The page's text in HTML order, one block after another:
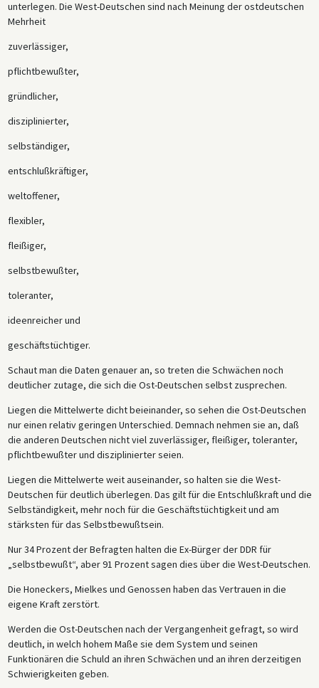
unterlegen. Die West-Deutschen sind nach Meinung der ostdeutschen
Mehrheit
zuverlässiger,
pflichtbewußter,
gründlicher,
disziplinierter,
selbständiger,
entschlußkräftiger,
weltoffener,
flexibler,
fleißiger,
selbstbewußter,
toleranter,
ideenreicher und
geschäftstüchtiger.
Schaut man die Daten genauer an, so treten die Schwächen noch
deutlicher zutage, die sich die Ost-Deutschen selbst zusprechen.
Liegen die Mittelwerte dicht beieinander, so sehen die Ost-Deutschen
nur einen relativ geringen Unterschied. Demnach nehmen sie an, daß
die anderen Deutschen nicht viel zuverlässiger, fleißiger, toleranter,
pflichtbewußter und disziplinierter seien.
Liegen die Mittelwerte weit auseinander, so halten sie die West-
Deutschen für deutlich überlegen. Das gilt für die Entschlußkraft und die
Selbständigkeit, mehr noch für die Geschäftstüchtigkeit und am
stärksten für das Selbstbewußtsein.
Nur 34 Prozent der Befragten halten die Ex-Bürger der DDR für
„selbstbewußt“, aber 91 Prozent sagen dies über die West-Deutschen.
Die Honeckers, Mielkes und Genossen haben das Vertrauen in die
eigene Kraft zerstört.
Werden die Ost-Deutschen nach der Vergangenheit gefragt, so wird
deutlich, in welch hohem Maße sie dem System und seinen
Funktionären die Schuld an ihren Schwächen und an ihren derzeitigen
Schwierigkeiten geben.